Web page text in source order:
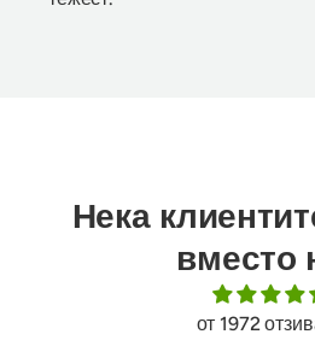
Нека
вместо
от 1972